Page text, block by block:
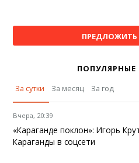
ПРЕДЛОЖИТЬ
За сутки
За месяц За год
Вчера, 20:39
«Караганде поклон»: Игорь
Караганды в соцсети